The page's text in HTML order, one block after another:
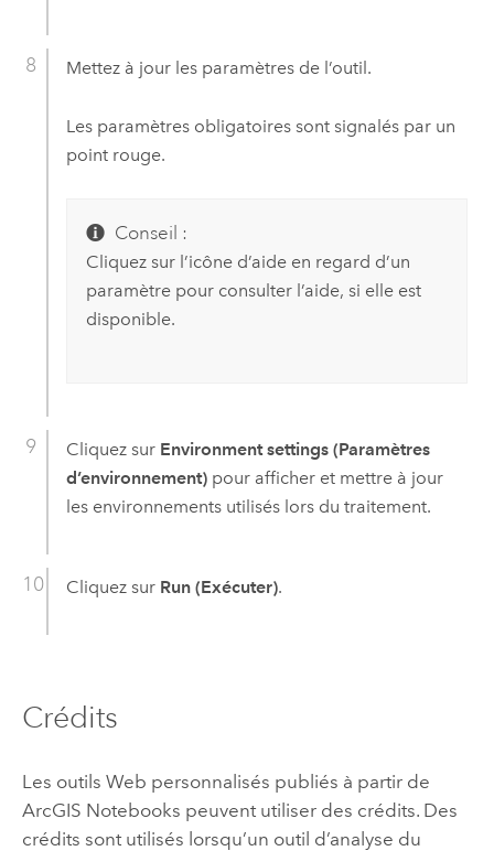
Mettez à jour les paramètres de l’outil.
Les paramètres obligatoires sont signalés par un
point rouge.
Conseil :
Cliquez sur l’icône d’aide en regard d’un
paramètre pour consulter l’aide, si elle est
disponible.
Cliquez sur Environment settings (Paramètres
d’environnement)pour afficher et mettre à jour
les environnements utilisés lors du traitement.
Cliquez sur Run (Exécuter).
Crédits
Les outils Web personnalisés publiés à partir de
ArcGIS Notebooks peuvent utiliser des crédits. Des
crédits sont utilisés lorsqu’un outil d’analyse du